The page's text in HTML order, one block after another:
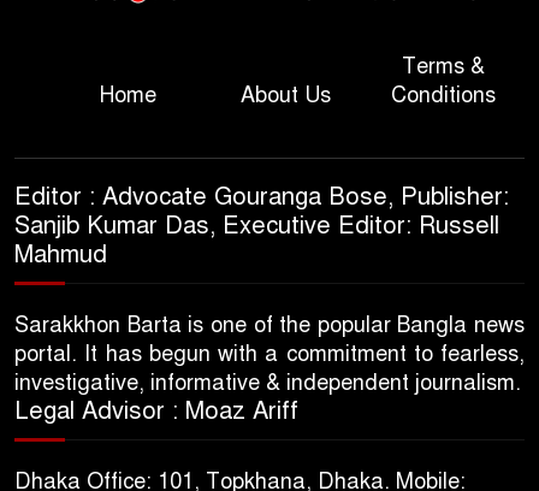
Home About Us
Terms &
Conditions
Editor : Advocate Gouranga Bose, Publisher:
Sanjib Kumar Das, Executive Editor: Russell
Mahmud
Sarakkhon Barta is one of the popular Bangla news
portal. It has begun with a commitment to fearless,
investigative, informative & independent journalism.
Legal Advisor : Moaz Ariff
Dhaka Office: 101, Topkhana, Dhaka. Mobile: